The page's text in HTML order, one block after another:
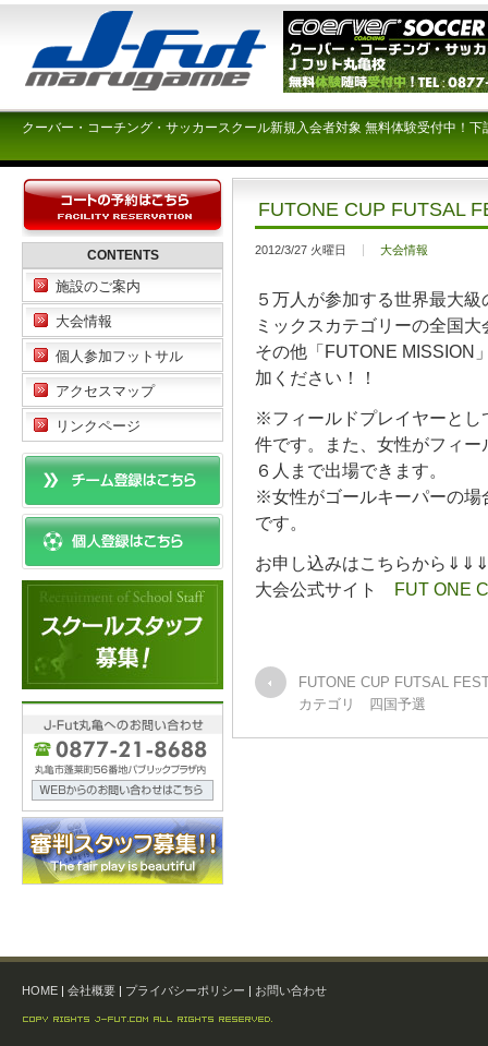
クーバー・コーチング・サッカースクール新規入会者対象 無料体験受付中！
FUTONE CUP FUTSAL
2012/3/27 火曜日 大会情報
５万人が参加する世界最大
ミックスカテゴリーの全国
その他「FUTONE MISSION
加ください！！
※フィールドプレイヤーとし
件です。また、女性がフィ
６人まで出場できます。
※女性がゴールキーパーの場
です。
お申し込みはこちらから⇓⇓⇓
大会公式サイト FUT ONE
FUTONE CUP FUTSAL
カテゴリ 四国予選
CONTENTS
施設のご案内
大会情報
個人参加フットサル
アクセスマップ
リンクページ
HOME | 会社概要 | プライバシーポリシー | お問い合わせ